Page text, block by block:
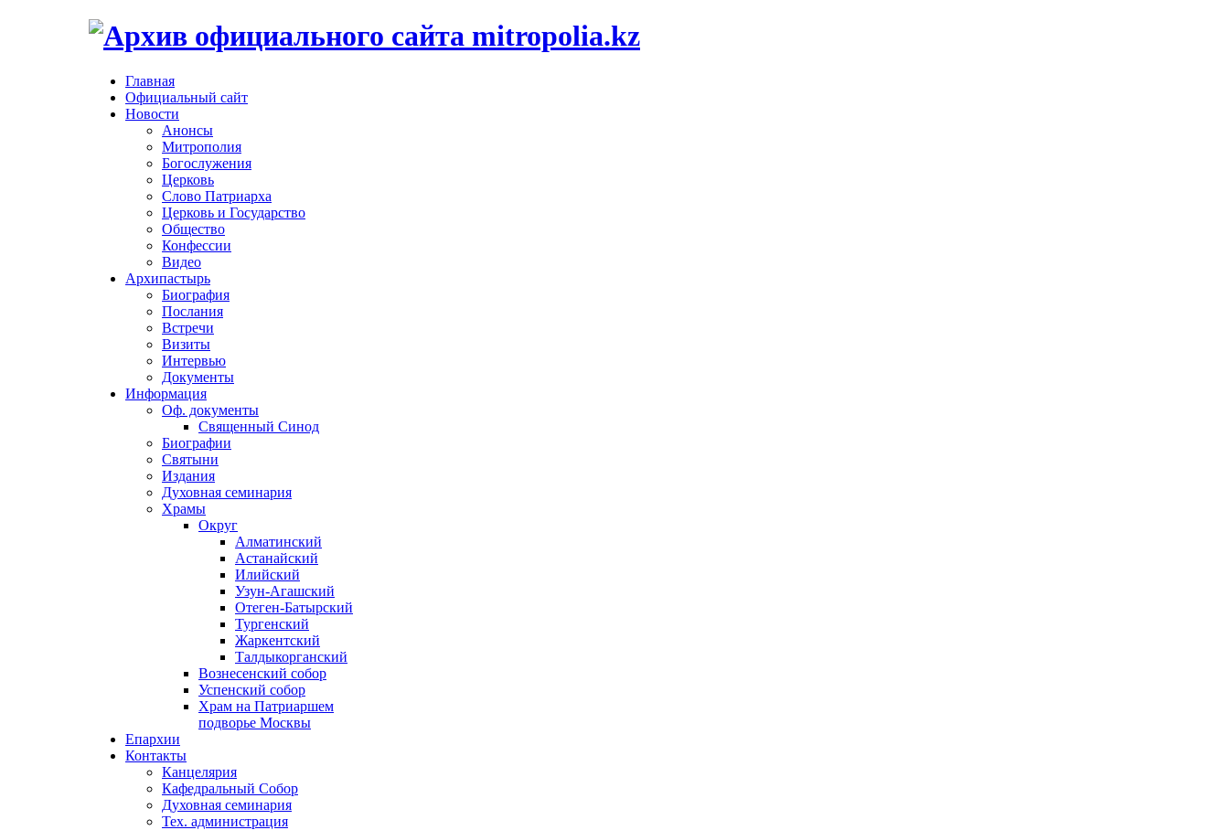
Главная
Официальный сайт
Новости
Анонсы
Митрополия
Богослужения
Церковь
Слово Патриарха
Церковь и Государство
Общество
Конфессии
Видео
Архипастырь
Биография
Послания
Встречи
Визиты
Интервью
Документы
Информация
Оф. документы
Священный Синод
Биографии
Святыни
Издания
Духовная семинария
Храмы
Округ
Алматинский
Астанайский
Илийский
Узун-Агашский
Отеген-Батырский
Тургенский
Жаркентский
Талдыкорганский
Вознесенский собор
Успенский собор
Храм на Патриаршем
подворье Москвы
Епархии
Контакты
Канцелярия
Кафедральный Собор
Духовная семинария
Тех. администрация